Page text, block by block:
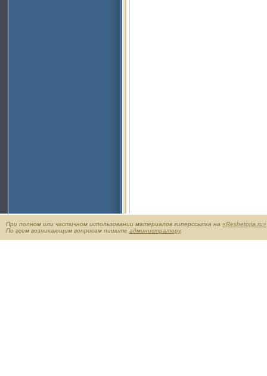
При полном или частичном использовании материалов гиперссылка на «Reshetoria.ru»
По всем возникающим вопросам пишите администратору.